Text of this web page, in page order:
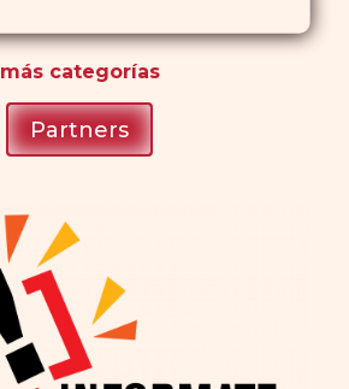
máscategorías
Partners